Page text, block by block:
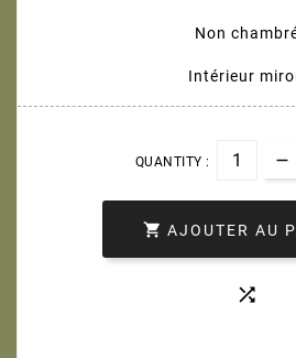
Non
Intérieur
QUANTITY :
 AJOUTER AU
